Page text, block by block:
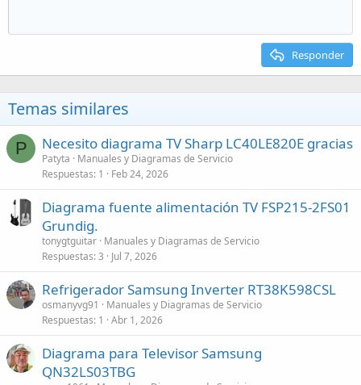
Responder
Temas similares
P Necesito diagrama TV Sharp LC40LE820E gracias
Patyta
Manuales y Diagramas de Servicio
Respuestas 1 Feb 24, 2026
Diagrama fuente alimentación TV FSP215-2FS01
Grundig.
tonygtguitar Manuales y Diagramas de Servicio
Respuestas 3 Jul 7, 2026
Refrigerador Samsung Inverter RT38K598CSL
osmanyvg91
Manuales y Diagramas de Servicio
Respuestas 1 Abr 1, 2026
Diagrama para Televisor Samsung
QN32LS03TBG